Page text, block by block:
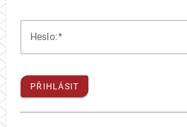
Heslo:
PŘIHLÁSIT